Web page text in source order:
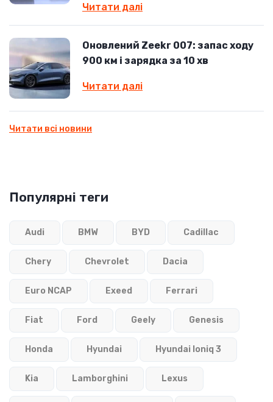
Читати далі
Оновлений Zeekr 007: запас ходу
900 км і зарядка за 10 хв
Читати далі
Читати всі новини
Популярні теги
Audi BMW BYD Cadillac
Chery Chevrolet Dacia
Euro NCAP Exeed Ferrari
Fiat Ford Geely Genesis
Honda Hyundai Hyundai Ioniq 3
Kia Lamborghini Lexus